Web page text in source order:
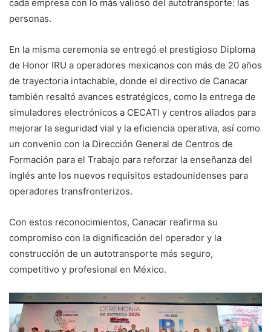
cada empresa con lo más valioso del autotransporte: las
personas.
En la misma ceremonia se entregó el prestigioso Diploma
de Honor IRU a operadores mexicanos con más de 20 años
de trayectoria intachable, donde el directivo de Canacar
también resaltó avances estratégicos, como la entrega de
simuladores electrónicos a CECATI y centros aliados para
mejorar la seguridad vial y la eficiencia operativa, así como
un convenio con la Dirección General de Centros de
Formación para el Trabajo para reforzar la enseñanza del
inglés ante los nuevos requisitos estadounidenses para
operadores transfronterizos.
Con estos reconocimientos, Canacar reafirma su
compromiso con la dignificación del operador y la
construcción de un autotransporte más seguro,
competitivo y profesional en México.